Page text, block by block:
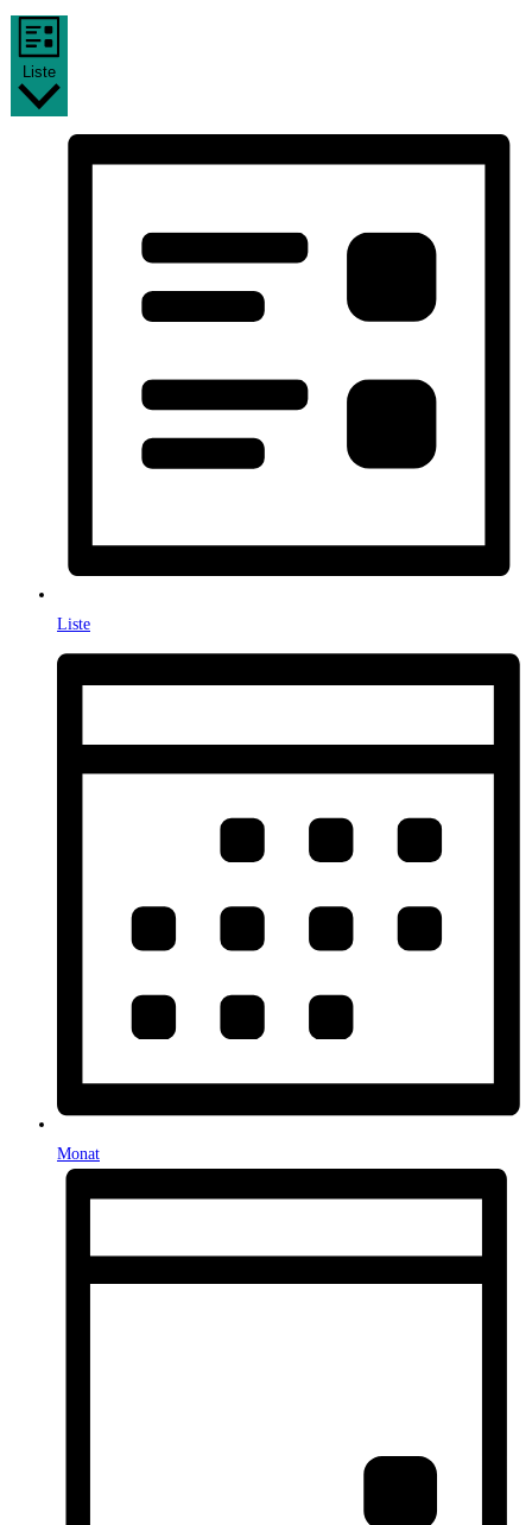
Liste
Liste
Monat